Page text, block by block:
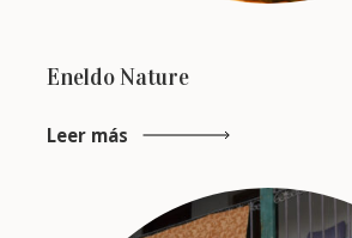
Eneldo Nature
Leer más